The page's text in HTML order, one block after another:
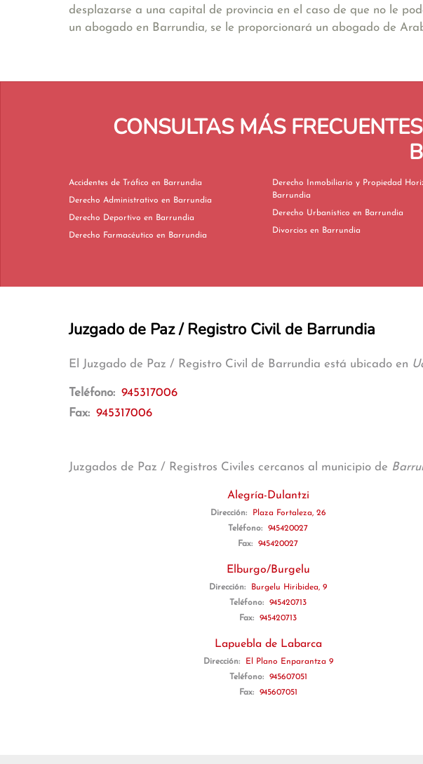
desplazarse a una capital de provincia en el caso de que no le
un abogado en Barrundia, se le proporcionará un abogado de
CONSULTAS MÁS
Accidentes de Tráfico en Barrundia
Derecho Administrativo en Barrundia
Derecho Deportivo en Barrundia
Derecho Farmacéutico en Barrundia
Derecho Inmobiliario y Propiedad
Barrundia
Derecho Urbanístico en Barrundia
Divorcios en Barrundia
Juzgado de Paz / Registro Civil de Barrundia
El Juzgado de Paz / Registro Civil de Barrundia está ubicado en
Teléfono: 945317006
Fax: 945317006
Juzgados de Paz / Registros Civiles cercanos al municipio de
Alegría-Dulantzi
Dirección:
Plaza Fortaleza, 26
Teléfono:
945420027
Fax:
945420027
Elburgo/Burgelu
Dirección:
Burgelu Hiribidea, 9
Teléfono:
945420713
Fax:
945420713
Lapuebla de Labarca
Dirección:
El Plano Enparantza 9
Teléfono:
945607051
Fax:
945607051